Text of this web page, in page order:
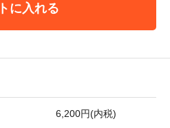
に入れる
6,200円(内税)